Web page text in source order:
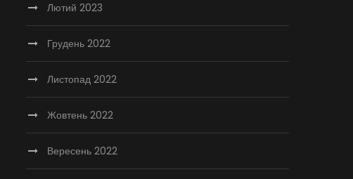
Лютий 2023
Грудень 2022
Листопад 2022
Жовтень 2022
Вересень 2022